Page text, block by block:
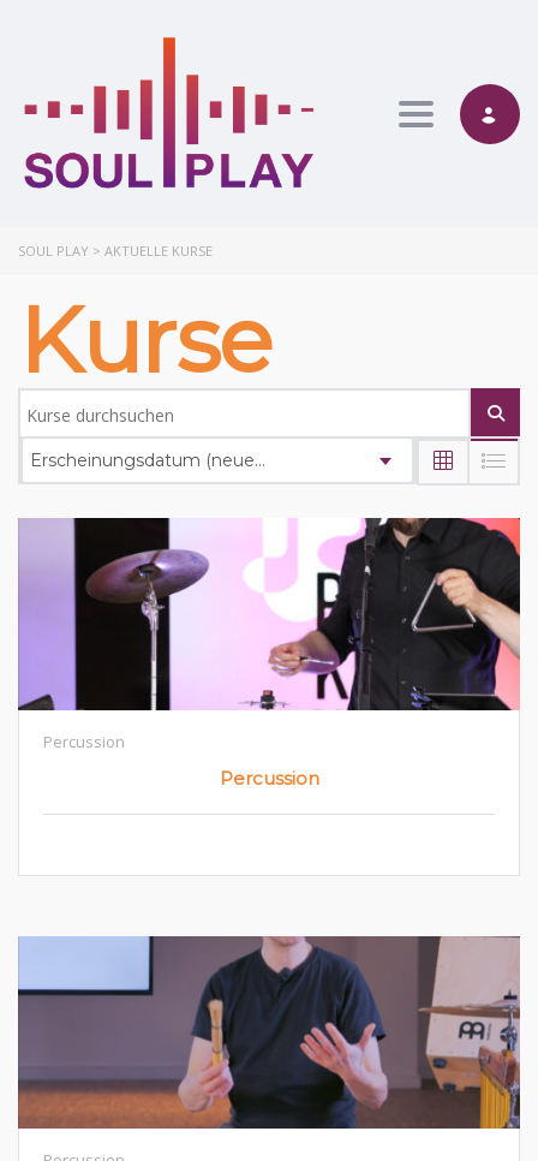
Toggle
SOUL PLAY > AKTUELLE KURSE
Kurse
Erscheinungsdatum (neueste zuerst)
Percussion
Percussion